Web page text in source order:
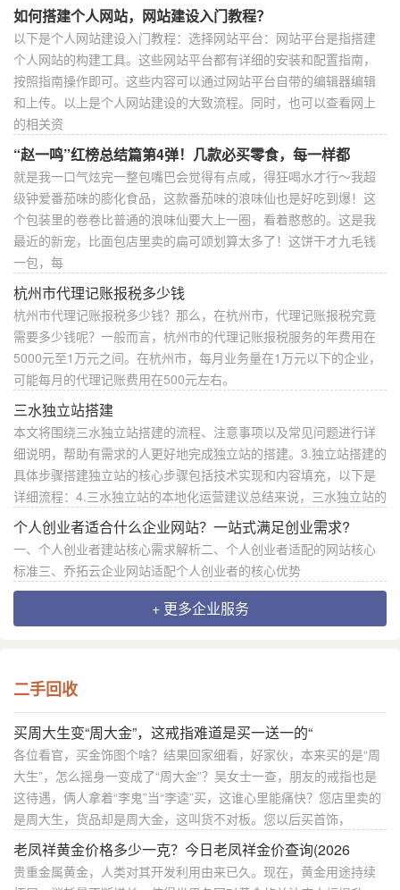
如何搭建个人网站，网站建设入门教程？
以下是个人网站建设入门教程：选择网站平台：网站平台是指搭建
个人网站的构建工具。这些网站平台都有详细的安装和配置指南，
按照指南操作即可。这些内容可以通过网站平台自带的编辑器编辑
和上传。以上是个人网站建设的大致流程。同时，也可以查看网上
的相关资
“赵一鸣”红榜总结篇第4弹！几款必买零食，每一样都
就是我一口气炫完一整包嘴巴会觉得有点咸，得狂喝水才行～我超
级钟爱番茄味的膨化食品，这款番茄味的浪味仙也是好吃到爆！这
个包装里的卷卷比普通的浪味仙要大上一圈，看着憨憨的。这是我
最近的新宠，比面包店里卖的扁可颂划算太多了！这饼干才九毛钱
一包，每
杭州市代理记账报税多少钱
杭州市代理记账报税多少钱？那么，在杭州市，代理记账报税究竟
需要多少钱呢？一般而言，杭州市的代理记账报税服务的年费用在
5000元至1万元之间。在杭州市，每月业务量在1万元以下的企业，
可能每月的代理记账费用在500元左右。
三水独立站搭建
本文将围绕三水独立站搭建的流程、注意事项以及常见问题进行详
细说明，帮助有需求的人更好地完成独立站的搭建。3.独立站搭建的
具体步骤搭建独立站的核心步骤包括技术实现和内容填充，以下是
详细流程：4.三水独立站的本地化运营建议总结来说，三水独立站的
个人创业者适合什么企业网站？一站式满足创业需求?
一、个人创业者建站核心需求解析二、个人创业者适配的网站核心
标准三、乔拓云企业网站适配个人创业者的核心优势
+ 更多企业服务
二手回收
买周大生变“周大金”，这戒指难道是买一送一的“
各位看官，买金饰图个啥？结果回家细看，好家伙，本来买的是“周
大生”，怎么摇身一变成了“周大金”？吴女士一查，朋友的戒指也是
这待遇，俩人拿着“李鬼”当“李逵”买，这谁心里能痛快？您店里卖的
是周大生，货品却是周大金，这叫货不对板。您以后买首饰，
老凤祥黄金价格多少一克？今日老凤祥金价查询(2026
贵重金属黄金，人类对其开发利用由来已久。现在，黄金用途持续